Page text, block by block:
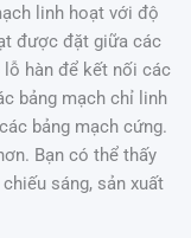
linh hoạt với độ
được đặt giữa các
lỗ hàn để kết nối các
bảng mạch chỉ linh
bảng mạch cứng.
Bạn có thể thấy
sáng, sản xuất